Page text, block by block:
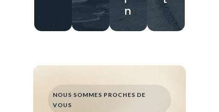
n
NOUS SOMMES PROCHES DE
VOUS